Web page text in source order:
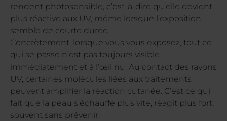
rendent photosensible, c’est-à-dire qu’elle devient
plus réactive aux UV, même lorsque l’exposition
semble de courte durée.
Concrètement, lorsque vous vous exposez, tout ce
qui se passe n’est pas toujours visible
immédiatement et à l’œil nu. Au contact des rayons
UV, certaines molécules liées aux traitements
peuvent amplifier la réaction cutanée. C’est ce qui
fait que la peau s’échauffe plus vite, réagit plus fort,
souvent sans prévenir.